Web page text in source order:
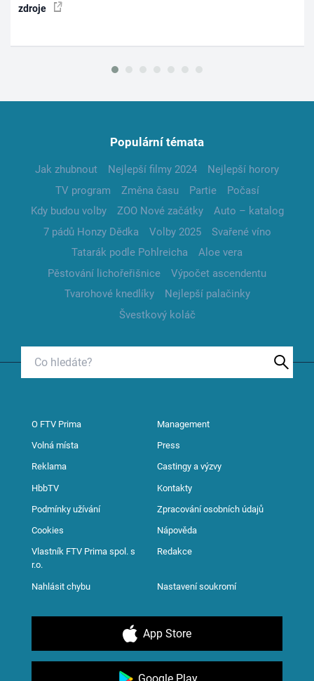
zdroje
Populární témata
Jak zhubnout Nejlepší filmy 2024
Nejlepší horory
TV program
Změna času Partie
Počasí
Kdy budou volby
ZOO Nové začátky
Auto – katalog
7 pádů Honzy Dědka
Volby 2025
Svařené víno
Tatarák podle Pohlreicha
Aloe vera
Pěstování lichořeřišnice
Výpočet ascendentu
Tvarohové knedlíky
Nejlepší palačinky
Švestkový koláč
O FTV Prima Management
Volná místa Press
Reklama Castingy a výzvy
HbbTV Kontakty
Podmínky užívání Zpracování osobních údajů
Cookies Nápověda
Vlastník FTV Prima spol. s
r.o.
Redakce
Nahlásit chybu Nastavení soukromí
App Store